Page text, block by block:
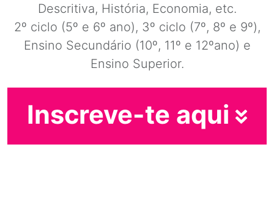
Descritiva, História, Economia, etc.
2º ciclo (5º e 6º ano), 3º ciclo (7º, 8º e 9º),
Ensino Secundário (10º, 11º e 12ºano) e
Ensino Superior.
Inscreve-te aqui